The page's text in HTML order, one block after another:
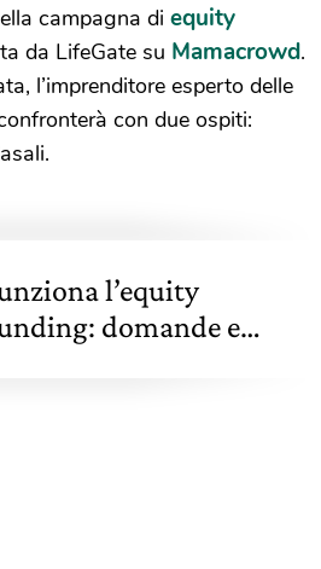
campagna di equity
da LifeGate su Mamacrowd.
l’imprenditore esperto delle
con due ospiti:
l’equity
domande e